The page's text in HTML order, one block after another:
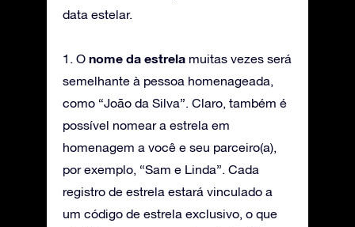
data estelar.
1. O nome da estrela muitas vezes será
semelhante à pessoa homenageada,
como “João da Silva”. Claro, também é
possível nomear a estrela em
homenagem a você e seu parceiro(a),
por exemplo, “Sam e Linda”. Cada
registro de estrela estará vinculado a
um código de estrela exclusivo, o que